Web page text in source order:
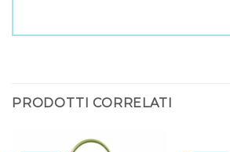
PRODOTTI CORRELATI